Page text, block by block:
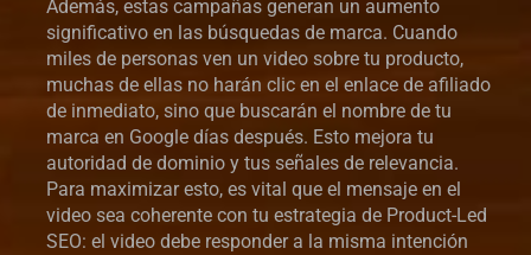
Además, estas campañas generan un aumento
significativo en las búsquedas de marca. Cuando
miles de personas ven un video sobre tu producto,
muchas de ellas no harán clic en el enlace de afiliado
de inmediato, sino que buscarán el nombre de tu
marca en Google días después. Esto mejora tu
autoridad de dominio y tus señales de relevancia.
Para maximizar esto, es vital que el mensaje en el
video sea coherente con tu estrategia de Product-Led
SEO: el video debe responder a la misma intención